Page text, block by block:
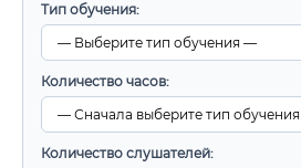
Тип обучения:
Количество часов:
Количество слушателей: